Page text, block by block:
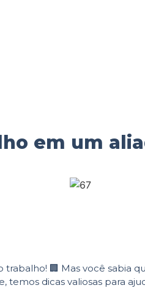
em um
🏢 Mas você sabia
temos dicas valiosas para